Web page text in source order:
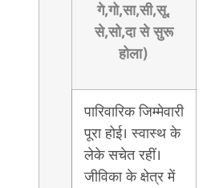
गे,गो,सा,सी,सू,
से,सो,दा से सुरू
होला)
पारिवारिक जिम्मेवारी
पूरा होई। स्वास्थ के
लेके सचेत रहीं।
जीविका के क्षेत्र में